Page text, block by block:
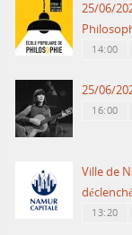
25/06/
14:00
25/06/
16:00
Ville de
13:20